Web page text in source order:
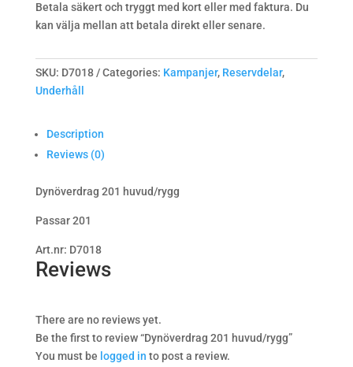
Betala säkert och tryggt med kort eller med faktura. Du
kan välja mellan att betala direkt eller senare.
SKU: D7018 Categories: Kampanjer, Reservdelar,
Underhåll
Description
Reviews (0)
Dynöverdrag 201 huvud/rygg
Passar 201
Art.nr: D7018
Reviews
There are no reviews yet.
Be the first to review “Dynöverdrag 201 huvud/rygg”
You must be logged in to post a review.